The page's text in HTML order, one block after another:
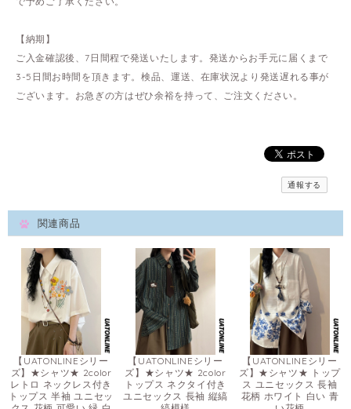
【納期】
ご入金確認後、7日間程で発送いたします。発送からお手元に届くまで
3-5日間お時間を頂きます。検品、運送、在庫状況より発送遅れる事が
ございます。お急ぎの方はぜひ余裕を持って、ご注文ください。
通報する
関連商品
【UATONLINEシリー
ズ】★シャツ★ 2color
レトロ ネックレス付き
トップス 半袖 ユニセッ
【UATONLINEシリー
ズ】★シャツ★ 2color
トップス ネクタイ付き
ユニセックス 長袖 縦縞
【UATONLINEシリー
ズ】★シャツ★ トップ
ス ユニセックス 長袖
花柄 ホワイト 白い 青